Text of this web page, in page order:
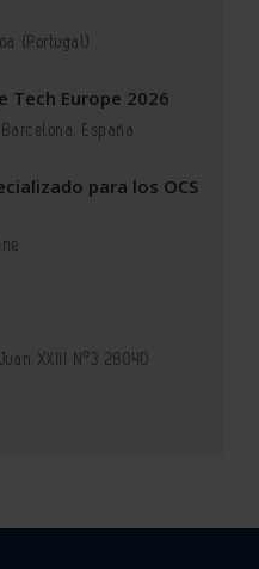
(Portugal)
Tech Europe 2026
España
para los OCS
XXIII Nº3 28040